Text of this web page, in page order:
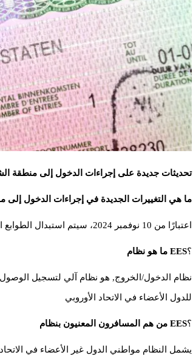
تحديثات جديدة على إجراءات الدخول إلى منطقة
ما هي التغييرات الجديدة في إجراءات الدخول
اعتبارًا من 10 نوفمبر 2024، سيتم استبدال الطوابع التقليدية في جوازات السفر بنظام رقمي جديد لتسجيل الدخول والخروج.
؟EESما هو نظام
نظام الدخول/الخروج, هو نظام آلي لتسجيل الوصول
للدول الأعضاء في الاتحاد الأوروبي
؟EESمن هم المسافرون المعنيون بنظام
يشمل النظام مواطني الدول غير الأعضاء في